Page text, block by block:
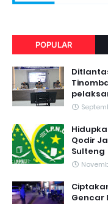
POPULAR
Qodir
Sulteng
Gencar